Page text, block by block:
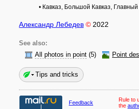
• Кавказ, Большой Кавказ,
Александр Лебедев © 2022
See also:
All photos in point (5) Point
Tips and tricks
Feedback Rule to
the